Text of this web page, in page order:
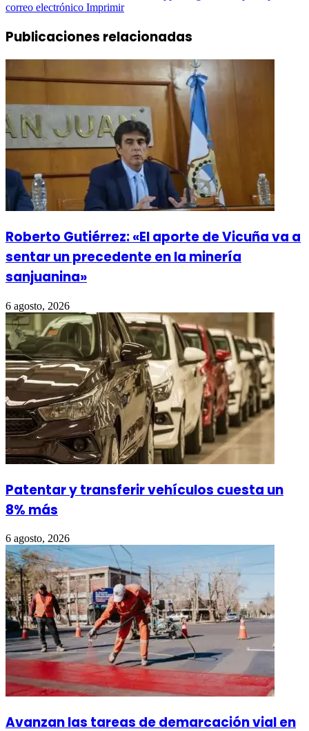
correo electrónico Imprimir
Publicaciones relacionadas
Roberto Gutiérrez: «El aporte de Vicuña va a
sentar un precedente en la minería
sanjuanina»
6 agosto, 2026
Patentar y transferir vehículos cuesta un
8% más
6 agosto, 2026
Avanzan las tareas de demarcación vial en